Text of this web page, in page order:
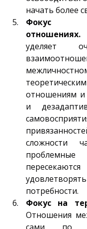
начать более
Фокус
отношениях.
уделяет
отношениям и
и
сложности
проблемные
потребности.
Фокус на
Отношения